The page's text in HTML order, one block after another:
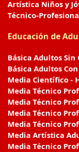
Artística Niños y
Técnico-
Educación de
Básica Adultos Sin
Básica Adultos
Media Científico -
Media Técnico
Media Técnico
Media Técnico
Media Técnico
Media Artística
Media Técnico